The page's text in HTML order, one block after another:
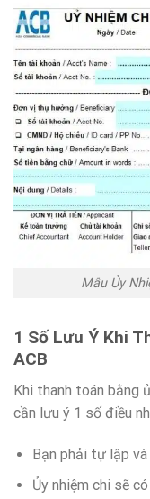
Mẫu Ủy
1 Số Lưu Ý Khi
ACB
Khi thanh toán bằng
cần lưu ý 1 số điều
Bạn phải tự lập và
Ủy nhiệm chi sẽ